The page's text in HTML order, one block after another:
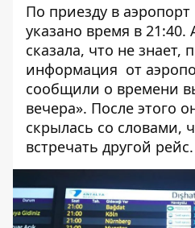
По приезду в
указано время в 21:40.
сказала, что не знает,
информация от
сообщили о времени
вечера». После этого
скрылась со словами,
встречать другой рейс.